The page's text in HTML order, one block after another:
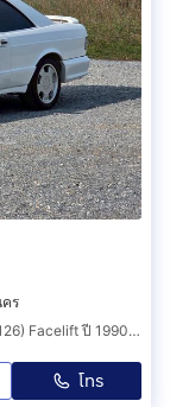
ร
MERCEDES-BENZ 560 SEC Coupe Lorinser V8 (C126) Facelift ปี 1990 เบนซ์เซ็ก รถในฝันยุด 90 น่าสะสม
โทร